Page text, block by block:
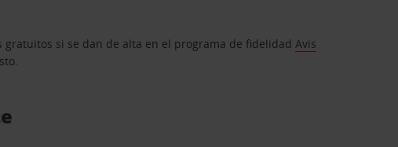
gratuitos si se dan de alta en el programa de fidelidadAvis